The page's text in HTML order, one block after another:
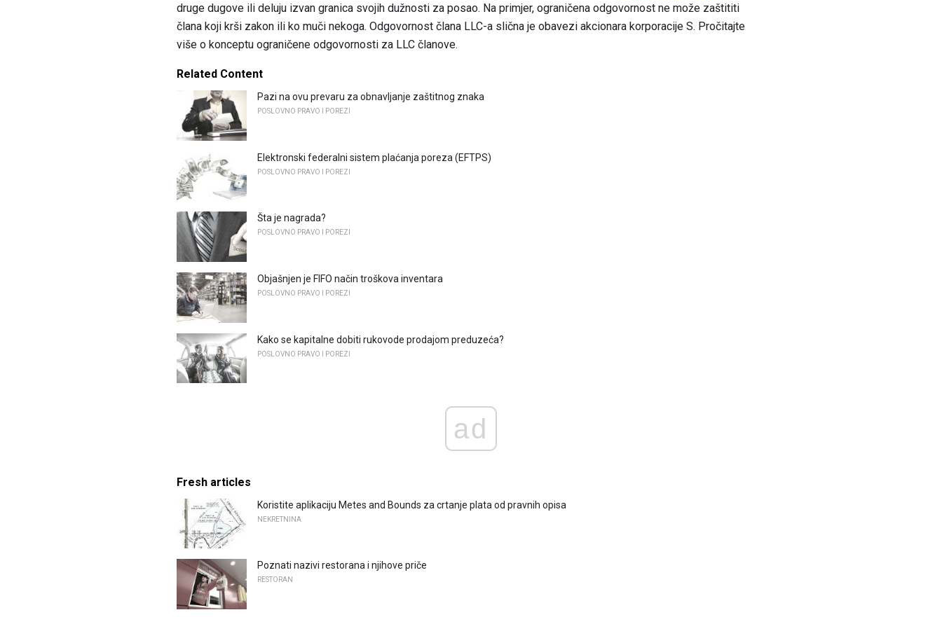
druge dugove ili deluju izvan granica svojih dužnosti za posao. Na primjer, ograničena odgovornost ne može zaštititi
člana koji krši zakon ili ko muči nekoga. Odgovornost člana LLC-a slična je obavezi akcionara korporacije S. Pročitajte
više o konceptu ograničene odgovornosti za LLC članove.
Related Content
Pazi na ovu prevaru za obnavljanje zaštitnog znaka
POSLOVNO PRAVO I POREZI
Elektronski federalni sistem plaćanja poreza (EFTPS)
POSLOVNO PRAVO I POREZI
Šta je nagrada?
POSLOVNO PRAVO I POREZI
Objašnjen je FIFO način troškova inventara
POSLOVNO PRAVO I POREZI
Kako se kapitalne dobiti rukovode prodajom preduzeća?
POSLOVNO PRAVO I POREZI
ad
Fresh articles
Koristite aplikaciju Metes and Bounds za crtanje plata od pravnih opisa
NEKRETNINA
Poznati nazivi restorana i njihove priče
RESTORAN